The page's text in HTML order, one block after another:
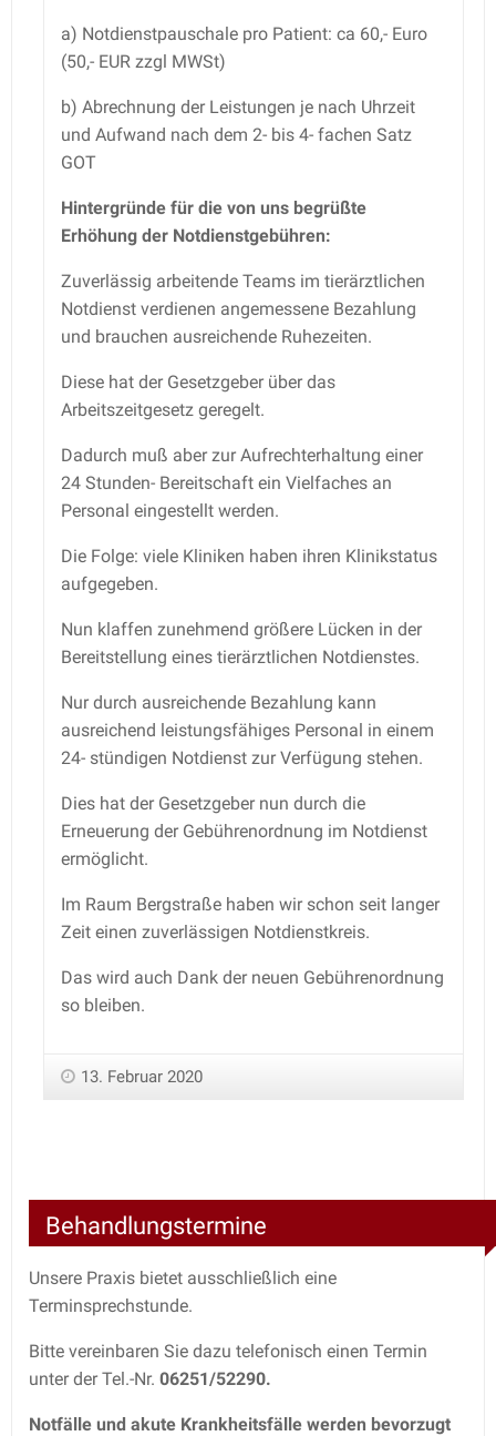
a) Notdienstpauschale pro Patient: ca 60,- Euro
(50,- EUR zzgl MWSt)
b) Abrechnung der Leistungen je nach Uhrzeit
und Aufwand nach dem 2- bis 4- fachen Satz
GOT
Hintergründe für die von uns begrüßte
Erhöhung der Notdienstgebühren:
Zuverlässig arbeitende Teams im tierärztlichen
Notdienst verdienen angemessene Bezahlung
und brauchen ausreichende Ruhezeiten.
Diese hat der Gesetzgeber über das
Arbeitszeitgesetz geregelt.
Dadurch muß aber zur Aufrechterhaltung einer
24 Stunden- Bereitschaft ein Vielfaches an
Personal eingestellt werden.
Die Folge: viele Kliniken haben ihren Klinikstatus
aufgegeben.
Nun klaffen zunehmend größere Lücken in der
Bereitstellung eines tierärztlichen Notdienstes.
Nur durch ausreichende Bezahlung kann
ausreichend leistungsfähiges Personal in einem
24- stündigen Notdienst zur Verfügung stehen.
Dies hat der Gesetzgeber nun durch die
Erneuerung der Gebührenordnung im Notdienst
ermöglicht.
Im Raum Bergstraße haben wir schon seit langer
Zeit einen zuverlässigen Notdienstkreis.
Das wird auch Dank der neuen Gebührenordnung
so bleiben.
13. Februar 2020
Behandlungstermine
Unsere Praxis bietet ausschließlich eine
Terminsprechstunde.
Bitte vereinbaren Sie dazu telefonisch einen Termin
unter der Tel.-Nr. 06251/52290.
Notfälle und akute Krankheitsfälle werden bevorzugt